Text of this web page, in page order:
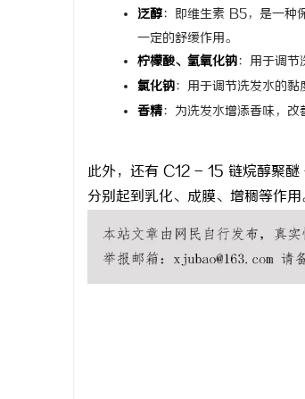
泛醇：即维生素 B5，是一种
一定的舒缓作用。
柠檬酸、氢氧化钠：用于调节
氯化钠：用于调节洗发水的黏
香精：为洗发水增添香味，改
此外，还有 C12 - 15 链烷醇聚醚
分别起到乳化、成膜、增稠等作用